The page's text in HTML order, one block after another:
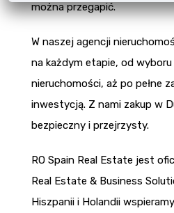
można przegapić.
W naszej agencji
na każdym etapie, od wyboru
nieruchomości, aż po pełne
inwestycją. Z nami zakup w
bezpieczny i przejrzysty.
RO Spain Real Estate jest
Real Estate & Business
Hiszpanii i Holandii